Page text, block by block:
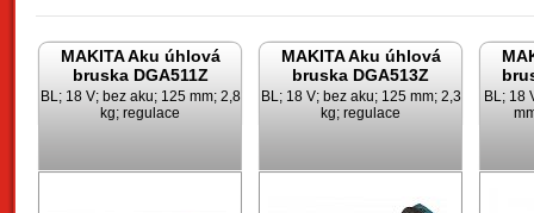
MAKITA Aku úhlová
bruska DGA511Z
BL; 18 V; bez aku; 125 mm; 2,8
kg; regulace
MAKITA Aku úhlová
bruska DGA513Z
BL; 18 V; bez aku; 125 mm; 2,3
kg; regulace
BL; 18